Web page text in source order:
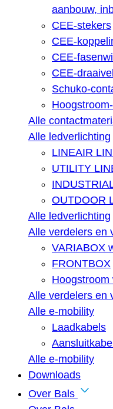
aanbouw,
CEE-stekers
CEE-
CEE-
CEE-
Schuko-
Alle
Alle ledverlichting
LINEAIR
UTILITY
OUTDOOR
Alle ledverlichting
Alle verdelers en
VARIABOX
FRONTBOX
Hoogstroom
Alle verdelers en
Alle e-mobility
Laadkabels
Alle e-mobility
Downloads
Over Bals